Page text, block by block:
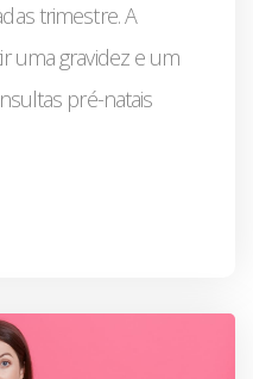
trimestre. A
uma gravidez e um
pré-natais